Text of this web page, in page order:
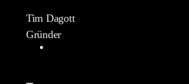
Tim Dagott
Gründer